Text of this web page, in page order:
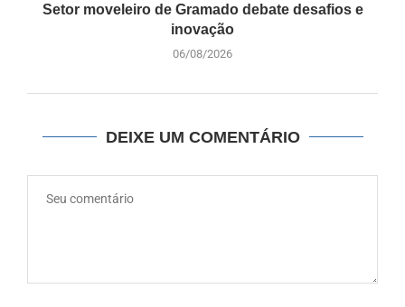
Setor moveleiro de Gramado debate desafios e
inovação
06/08/2026
DEIXE UM COMENTÁRIO